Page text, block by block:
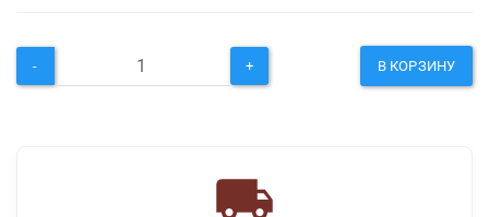
- + В КОРЗИНУ